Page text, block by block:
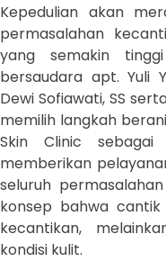
Kepedulian akan
permasalahan
yang semakin
bersaudara apt. Yuli
Dewi Sofiawati, SS
memilih langkah
Skin Clinic
memberikan
seluruh
konsep bahwa
kecantikan,
kondisi kulit.